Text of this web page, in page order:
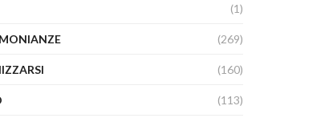
(1)
(269)
(160)
(113)